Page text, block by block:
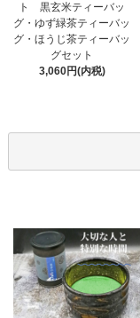
ト 黒玄米ティーバッ
グ・ゆず緑茶ティーバッ
グ・ほうじ茶ティーバッ
グセット
3,060円(内税)